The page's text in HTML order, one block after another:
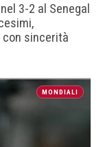
3-2 al Senegal
con sincerità
MONDIALI